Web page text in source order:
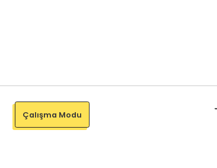
Çalışma Modu